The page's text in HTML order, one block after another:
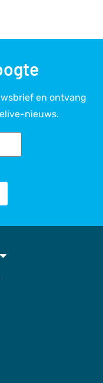
en ontvang
nieuws.